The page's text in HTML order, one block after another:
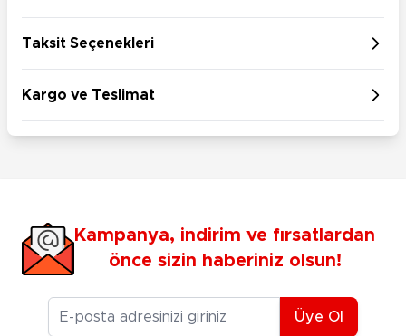
Taksit Seçenekleri
Kargo ve Teslimat
Kampanya, indirim ve fırsatlardan
önce sizin haberiniz olsun!
E-posta Adresiniz
Üye Ol